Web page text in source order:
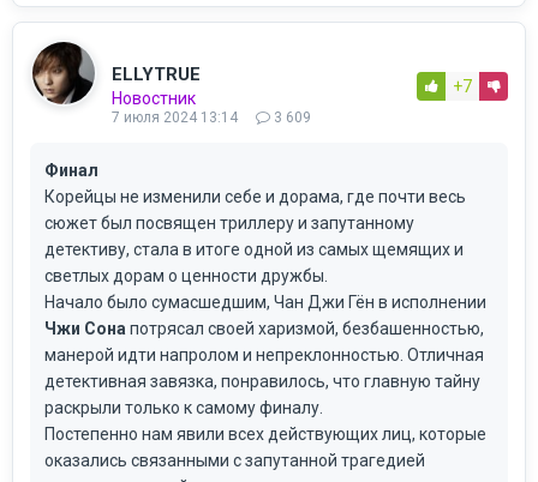
ELLYTRUE
Новостник
7 июля 2024 13:14 3 609
+7
Финал
Корейцы не изменили себе и дорама, где почти весь
сюжет был посвящен триллеру и запутанному
детективу, стала в итоге одной из самых щемящих и
светлых дорам о ценности дружбы.
Начало было сумасшедшим, Чан Джи Гён в исполнении
Чжи Сона потрясал своей харизмой, безбашенностью,
манерой идти напролом и непреклонностью. Отличная
детективная завязка, понравилось, что главную тайну
раскрыли только к самому финалу.
Постепенно нам явили всех действующих лиц, которые
оказались связанными с запутанной трагедией